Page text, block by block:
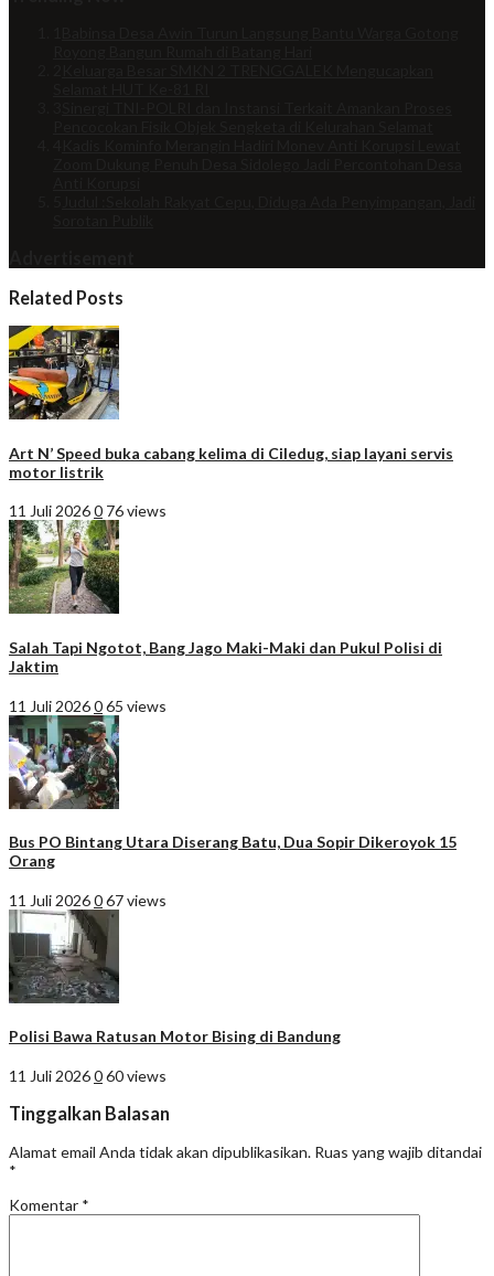
Related Posts
Art N’ Speed buka cabang kelima di Ciledug, siap layani servis
motor listrik
11 Juli 20260 76 views
Salah Tapi Ngotot, Bang Jago Maki-Maki dan Pukul Polisi di
Jaktim
11 Juli 2026065 views
Bus PO Bintang Utara Diserang Batu, Dua Sopir Dikeroyok 15
Orang
11 Juli 2026067 views
Polisi Bawa Ratusan Motor Bising di Bandung
11 Juli 2026060 views
Tinggalkan Balasan
Alamat email Anda tidak akan dipublikasikan. Ruas yang wajib ditandai
*
Komentar *